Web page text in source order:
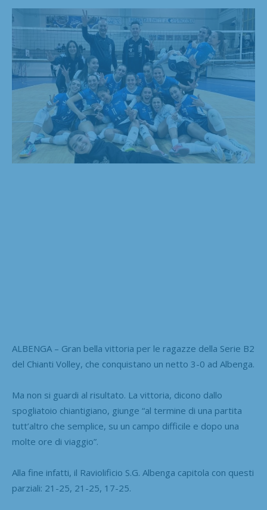
ALBENGA – Gran bella vittoria per le ragazze della Serie B2
del Chianti Volley, che conquistano un netto 3-0 ad Albenga.
Ma non si guardi al risultato. La vittoria, dicono dallo
spogliatoio chiantigiano, giunge “al termine di una partita
tutt’altro che semplice, su un campo difficile e dopo una
molte ore di viaggio”.
Alla fine infatti, il Raviolificio S.G. Albenga capitola con questi
parziali: 21-25, 21-25, 17-25.